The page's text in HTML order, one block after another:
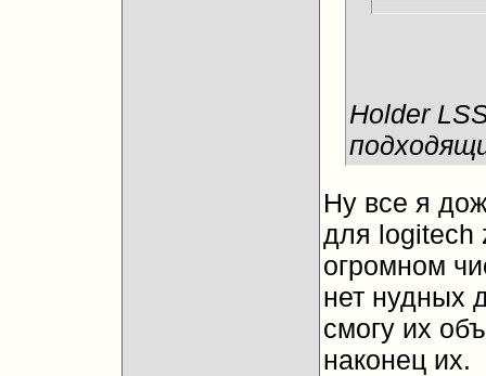
Holder
Ну все я
для logitech
огромном
нет нудных
смогу их
наконец их.